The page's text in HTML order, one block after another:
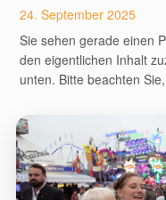
24. September 2025
Sie sehen gerade einen
den eigentlichen Inhalt
unten. Bitte beachten